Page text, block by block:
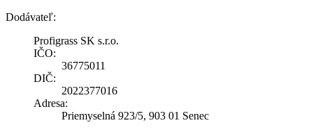
Dodávateľ:
Profigrass SK s.r.o.
IČO:
36775011
DIČ:
2022377016
Adresa:
Priemyselná 923/5, 903 01 Senec